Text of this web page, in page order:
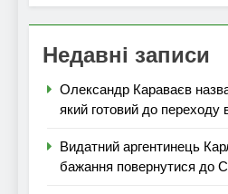
Недавні записи
Олександр Караваєв
який готовий до переходу
Видатний аргентинець
бажання повернутися до